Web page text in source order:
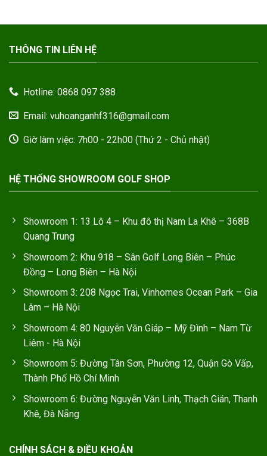
THÔNG TIN LIÊN HỆ
Hotline: 0868 097 388
Email: vuhoanganhf316@gmail.com
Giờ làm việc: 7h00 - 22h00 (Thứ 2 - Chủ nhật)
HỆ THỐNG SHOWROOM GOLF SHOP
Showroom 1: 13 Lô 4 – Khu đô thị Nam La Khê – 368B
Quang Trung
Showroom 2: Khu 918 – Sân Golf Long Biên – Phúc
Đồng – Long Biên – Hà Nội
Showroom 3: 208 Ngọc Trai, Vinhomes Ocean Park – Gia
Lâm – Hà Nội
Showroom 4: 80 Nguyễn Văn Giáp – Mỹ Đình – Nam Từ
Liêm - Hà Nội
Showroom 5: Đường Tân Sơn, Phường 12, Quận Gò Vấp,
Thành Phố Hồ Chí Minh
Showroom 6: Đường Nguyễn Văn Linh, Thạch Gián, Thanh
Khê, Đà Nẵng
CHÍNH SÁCH & ĐIỀU KHOẢN